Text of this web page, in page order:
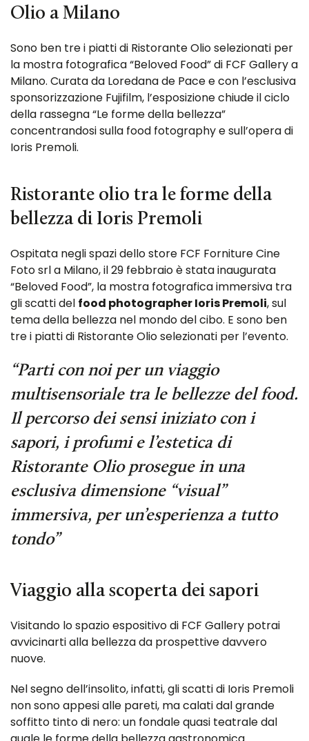
Olio a Milano
Sono ben tre i piatti di Ristorante Olio selezionati per
la mostra fotografica “Beloved Food” di FCF Gallery a
Milano. Curata da Loredana de Pace e con l’esclusiva
sponsorizzazione Fujifilm, l’esposizione chiude il ciclo
della rassegna “Le forme della bellezza”
concentrandosi sulla food fotography e sull’opera di
Ioris Premoli.
Ristorante olio tra le forme della
bellezza di Ioris Premoli
Ospitata negli spazi dello store FCF Forniture Cine
Foto srl a Milano, il 29 febbraio è stata inaugurata
“Beloved Food”, la mostra fotografica immersiva tra
gli scatti del food photographer Ioris Premoli, sul
tema della bellezza nel mondo del cibo. E sono ben
tre i piatti di Ristorante Olio selezionati per l’evento.
“Parti con noi per un viaggio
multisensoriale tra le bellezze del food.
Il percorso dei sensi iniziato con i
sapori, i profumi e l’estetica di
Ristorante Olio prosegue in una
esclusiva dimensione “visual”
immersiva, per un’esperienza a tutto
tondo”
Viaggio alla scoperta dei sapori
Visitando lo spazio espositivo di FCF Gallery potrai
avvicinarti alla bellezza da prospettive davvero
nuove.
Nel segno dell’insolito, infatti, gli scatti di Ioris Premoli
non sono appesi alle pareti, ma calati dal grande
soffitto tinto di nero: un fondale quasi teatrale dal